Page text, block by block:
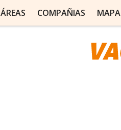
ÁREAS COMPAÑIAS MAPA